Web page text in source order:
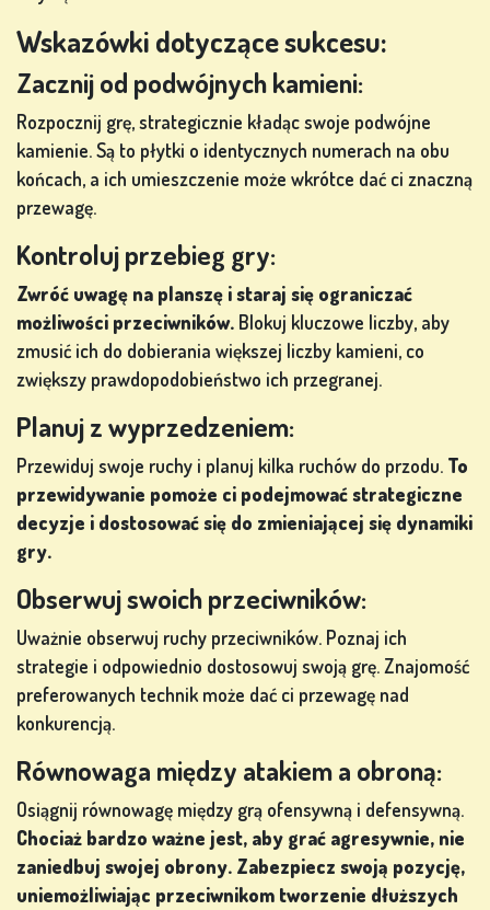
Wskazówki dotyczące sukcesu:
Zacznij od podwójnych kamieni:
Rozpocznij grę, strategicznie kładąc swoje podwójne
kamienie. Są to płytki o identycznych numerach na obu
końcach, a ich umieszczenie może wkrótce dać ci znaczną
przewagę.
Kontroluj przebieg gry:
Zwróć uwagę na planszę i staraj się ograniczać
możliwości przeciwników. Blokuj kluczowe liczby, aby
zmusić ich do dobierania większej liczby kamieni, co
zwiększy prawdopodobieństwo ich przegranej.
Planuj z wyprzedzeniem:
Przewiduj swoje ruchy i planuj kilka ruchów do przodu. To
przewidywanie pomoże ci podejmować strategiczne
decyzje i dostosować się do zmieniającej się dynamiki
gry.
Obserwuj swoich przeciwników:
Uważnie obserwuj ruchy przeciwników. Poznaj ich
strategie i odpowiednio dostosowuj swoją grę. Znajomość
preferowanych technik może dać ci przewagę nad
konkurencją.
Równowaga między atakiem a obroną:
Osiągnij równowagę między grą ofensywną i defensywną.
Chociaż bardzo ważne jest, aby grać agresywnie, nie
zaniedbuj swojej obrony. Zabezpiecz swoją pozycję,
uniemożliwiając przeciwnikom tworzenie dłuższych